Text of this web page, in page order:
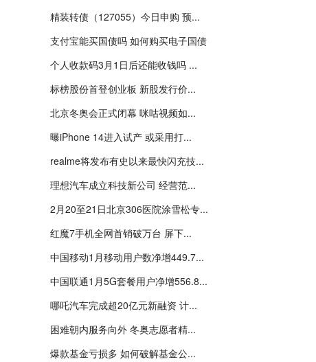
精装转债（127055）今日申购 预...
支付宝能买国债吗 如何购买电子国债
个人收款码3月1日后还能收钱吗 ...
标榜股份首登创业板 新股发行价...
北京冬奥会正式闭幕 咪咕视频如...
曝iPhone 14进入试产 或采用打...
realme将发布有史以来最快闪充技...
理想汽车成立科技新公司 经营范...
2月20至21日北京306医院涂雪松专...
红魔7手机全网首销破万台 屏下...
中国移动1月移动用户数净增449.7...
中国联通1月5G套餐用户净增556.8...
哪吒汽车完成超20亿元新融资 计...
困难朝内服务向外 冬奥志愿者精...
爆款基金亏损多 如何破解基金公...